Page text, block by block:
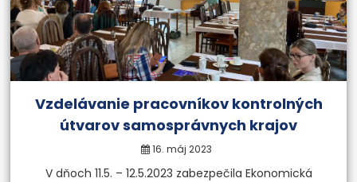
Vzdelávanie pracovníkov kontrolných
útvarov samosprávnych krajov
16. máj 2023
V dňoch 11.5. – 12.5.2023 zabezpečila Ekonomická